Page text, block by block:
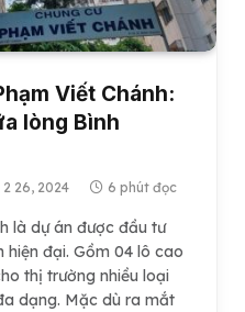
Viết Chánh:
lòng Bình
26, 2024 6 phút đọc
là dự án được đầu tư
hiện đại. Gồm 04 lô cao
thị trường nhiều loại
dạng. Mặc dù ra mắt